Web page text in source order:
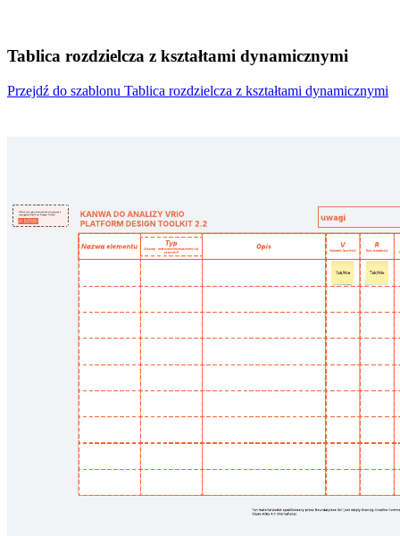
Tablica rozdzielcza z kształtami dynamicznymi
Przejdź do szablonu Tablica rozdzielcza z kształtami dynamicznymi